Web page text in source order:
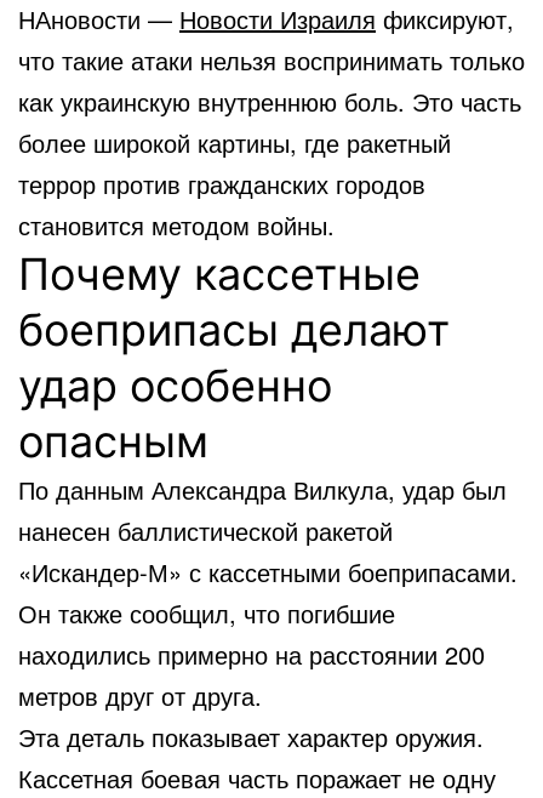
НАновости — Новости Израиля фиксируют,
что такие атаки нельзя воспринимать только
как украинскую внутреннюю боль. Это часть
более широкой картины, где ракетный
террор против гражданских городов
становится методом войны.
Почему кассетные
боеприпасы делают
удар особенно
опасным
По данным Александра Вилкула, удар был
нанесен баллистической ракетой
«Искандер-М» с кассетными боеприпасами.
Он также сообщил, что погибшие
находились примерно на расстоянии 200
метров друг от друга.
Эта деталь показывает характер оружия.
Кассетная боевая часть поражает не одну